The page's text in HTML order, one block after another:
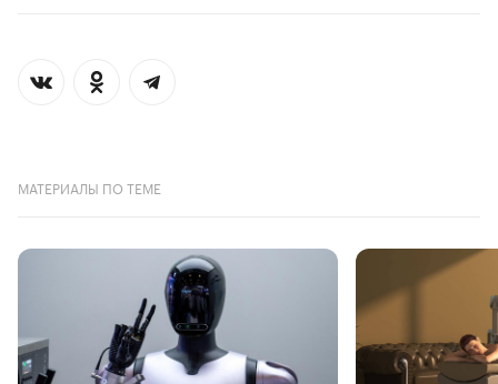
МАТЕРИАЛЫ ПО ТЕМЕ